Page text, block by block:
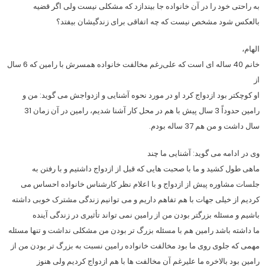
به راحتی خود را در آن خانواده جا بیندازد که مشکلی نیست ولی اگر قضیه
بالعکس شود مشخص نیست که چه اتفاقی برای زندگیشان بیفتد؟
الهام،
خانم 40 ساله ای است که علی‌رغم مخالفت خانواده همسرش با رامین که 6 سال
از
او کوچکتر بود ازدواج کرد او در مورد نحوه آشنایی و ازدواجش می­ گوید: من و
رامین حدوداً 3 سال پیش با هم در محل کار آشنا شدیم، رامین در آن زمان 31
سال داشت و من هم 37 ساله بودم.
وی در ادامه می گوید: آشنایی ما چند
ماهی طول کشید و ما با صحبت هایی که قبل از ازدواج داشتیم و با رفتن به
جلسات مشاوره پیش از ازدواج و با اعلام نظر کارشناس خانواده احساس می­
کردیم از خیلی جهات با هم تفاهم داریم و می توانیم زندگی مشترک خوبی داشته
باشیم و مسئله بزرگتر بودن من از رامین نمی تواند تأثیری در زندگی آینده­
ما داشته باشد رامین هم با مسئله بزرگ تر بودن من مشکلی نداشت و تنها مسئله
مهمی که جلوی روی ما بود مخالفت خانواده رامین نسبت به بزرگ تر بودن من از
رامین بود بالاخره ما علی­رغم آن مخالفت ها با هم ازدواج کردیم ولی هنوز